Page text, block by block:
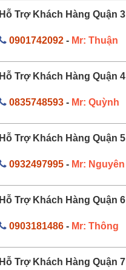
Hỗ Trợ Khách Hàng Quận 3
0901742092- Mr: Thuận
Hỗ Trợ Khách Hàng Quận 4
0835748593- Mr: Quỳnh
Hỗ Trợ Khách Hàng Quận 5
0932497995- Mr: Nguyên
Hỗ Trợ Khách Hàng Quận 6
0903181486- Mr: Thông
Hỗ Trợ Khách Hàng Quận 7